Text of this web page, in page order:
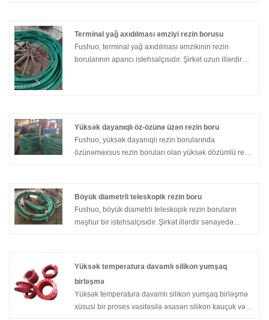
Terminal yağ axıdılması əmziyi rezin borusu
Fushuo, terminal yağ axıdılması əmzikinin rezin
borularının aparıcı istehsalçısıdır. Şirkət uzun illərdir
digərinə neftin təhlükəsiz və effektiv şəkildə ötürülməsi
üçün hazırlanmışdır.
Yüksək dayanıqlı öz-özünə üzən rezin boru
Fushuo, yüksək dayanıqlı rezin borularında
özünəməxsus rezin boruları olan yüksək dözümlü rezin
səslə üzən rezin borular yüksək səs-küylü və möhkəm
olmaq, onları müxtəlif tətbiqlər üçün əla seçim etmək
üçün hazırlanmışdır.
Böyük diametrli teleskopik rezin boru
Fushuo, böyük diametrli teleskopik rezin boruların
məşhur bir istehsalçısıdır. Şirkət illərdir sənayedə
rezin borular yüksək davamlı, etibarlı və çox yönlü
olmaq üçün hazırlanmışdır.
Yüksək temperatura davamlı silikon yumşaq
birləşmə
Yüksək temperatura davamlı silikon yumşaq birləşmə
xüsusi bir proses vasitəsilə əsasən silikon kauçuk və